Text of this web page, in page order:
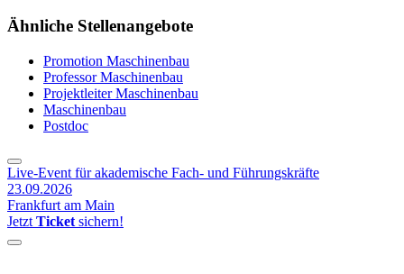
Ähnliche Stellenangebote
Promotion Maschinenbau
Professor Maschinenbau
Projektleiter Maschinenbau
Maschinenbau
Postdoc
Live-Event für akademische Fach- und Führungskräfte
23.09.2026
Frankfurt am Main
Jetzt Ticket sichern!